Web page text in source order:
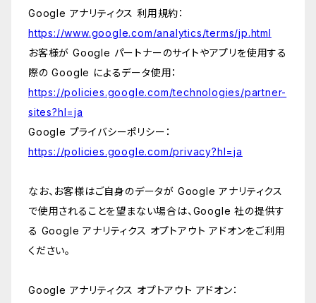
Google アナリティクス 利用規約：
https://www.google.com/analytics/terms/jp.html
お客様が Google パートナーのサイトやアプリを使用する
際の Google によるデータ使用：
https://policies.google.com/technologies/partner-
sites?hl=ja
Google プライバシーポリシー：
https://policies.google.com/privacy?hl=ja
なお、お客様はご自身のデータが Google アナリティクス
で使用されることを望まない場合は、Google 社の提供す
る Google アナリティクス オプトアウト アドオンをご利用
ください。
Google アナリティクス オプトアウト アドオン：